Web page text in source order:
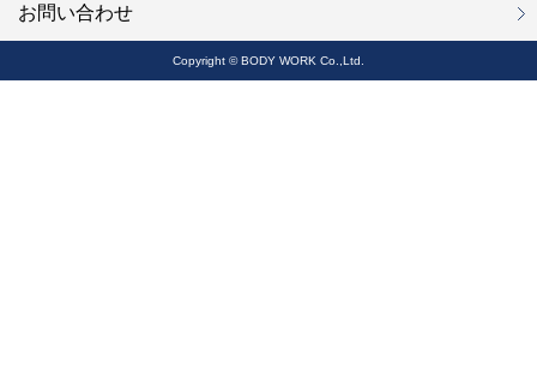
お問い合わせ
Copyright © BODY WORK Co.,Ltd.